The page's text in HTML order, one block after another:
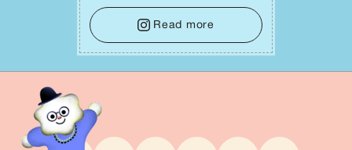
をそっと⼿放し、⽬の前のことに集中しま
しょう。そのブレない決意が、あなたにと
って有意義で安定した成果を引き寄せま
す。
Read more